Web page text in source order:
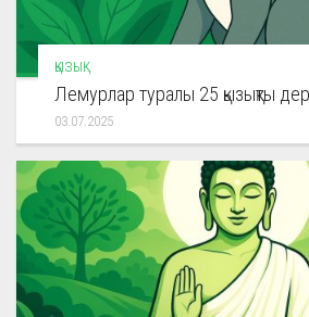
ҚЫЗЫҚ
Лемурлар туралы 25 қызықты
03.07.2025